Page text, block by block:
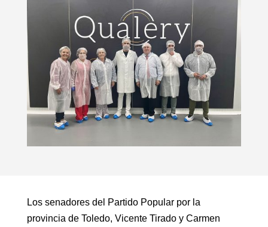
Los senadores del Partido Popular por la
provincia de Toledo, Vicente Tirado y Carmen